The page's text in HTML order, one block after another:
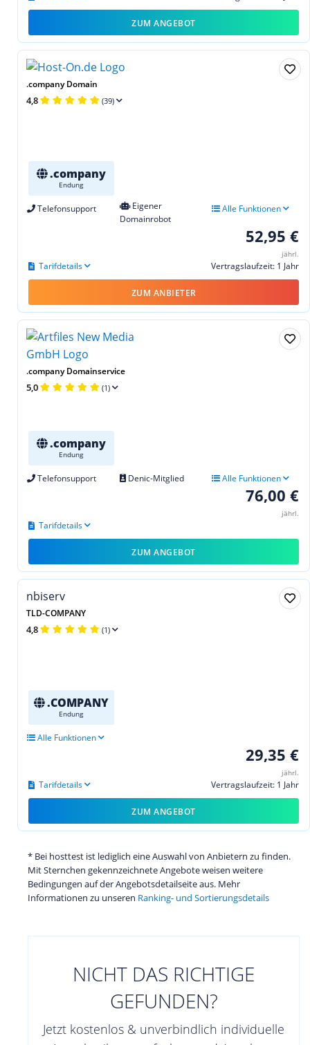
ZUM ANGEBOT
.company Domain
4,8 (39)
.company
Endung
Telefonsupport
Eigener
Domainrobot
Alle Funktionen
52,95 €
jährl.
Vertragslaufzeit: 1 Jahr
Tarifdetails
ZUM ANBIETER
.company Domainservice
5,0 (1)
.company
Endung
Telefonsupport Denic-Mitglied Alle Funktionen
76,00 €
jährl.
Tarifdetails
ZUM ANGEBOT
nbiserv
TLD-COMPANY
4,8 (1)
.COMPANY
Endung
Alle Funktionen
29,35 €
jährl.
Vertragslaufzeit: 1 Jahr
Tarifdetails
ZUM ANGEBOT
* Bei hosttest ist lediglich eine Auswahl von Anbietern zu finden.
Mit Sternchen gekennzeichnete Angebote weisen weitere
Bedingungen auf der Angebotsdetailseite aus. Mehr
Informationen zu unseren Ranking- und Sortierungsdetails
NICHT DAS RICHTIGE
GEFUNDEN?
Jetzt kostenlos & unverbindlich individuelle